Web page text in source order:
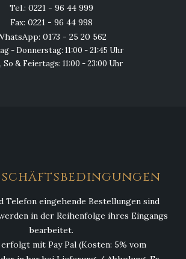
Tel.: 0221 - 96 44 999
Fax: 0221 - 96 44 998
0173 - 25 20 562
- Donnerstag: 11:00 - 21:45 Uhr
So & Feiertags: 11:00 - 23:00 Uhr
Telefon eingehende Bestellungen sind
in der Reihenfolge ihres Eingangs
bearbeitet.
mit Pay Pal (Kosten: 5% vom